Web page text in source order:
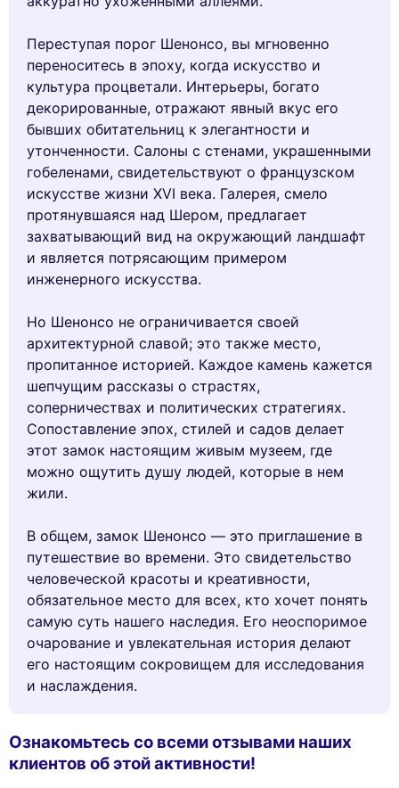
Ознакомьтесь со всеми отзывами наших
клиентов об этой активности!
Переступая порог Шенонсо, вы мгновенно
переноситесь в эпоху, когда искусство и
культура процветали. Интерьеры, богато
декорированные, отражают явный вкус его
бывших обитательниц к элегантности и
утонченности. Салоны с стенами, украшенными
гобеленами, свидетельствуют о французском
искусстве жизни XVI века. Галерея, смело
протянувшаяся над Шером, предлагает
захватывающий вид на окружающий ландшафт
и является потрясающим примером
инженерного искусства.
Но Шенонсо не ограничивается своей
архитектурной славой; это также место,
пропитанное историей. Каждое камень кажется
шепчущим рассказы о страстях,
соперничествах и политических стратегиях.
Сопоставление эпох, стилей и садов делает
этот замок настоящим живым музеем, где
можно ощутить душу людей, которые в нем
жили.
В общем, замок Шенонсо — это приглашение в
путешествие во времени. Это свидетельство
человеческой красоты и креативности,
обязательное место для всех, кто хочет понять
самую суть нашего наследия. Его неоспоримое
очарование и увлекательная история делают
его настоящим сокровищем для исследования
и наслаждения.